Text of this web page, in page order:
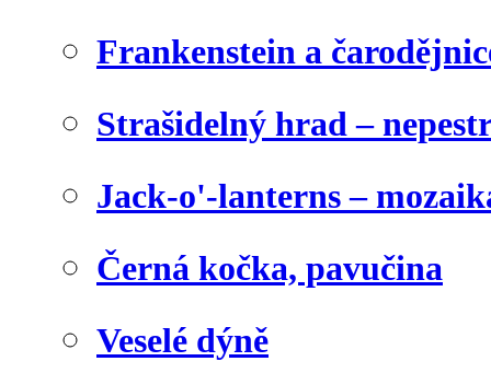
Frankenstein a
Strašidelný hrad –
Jack-o'-lanterns –
Černá kočka, pavučina
Veselé dýně